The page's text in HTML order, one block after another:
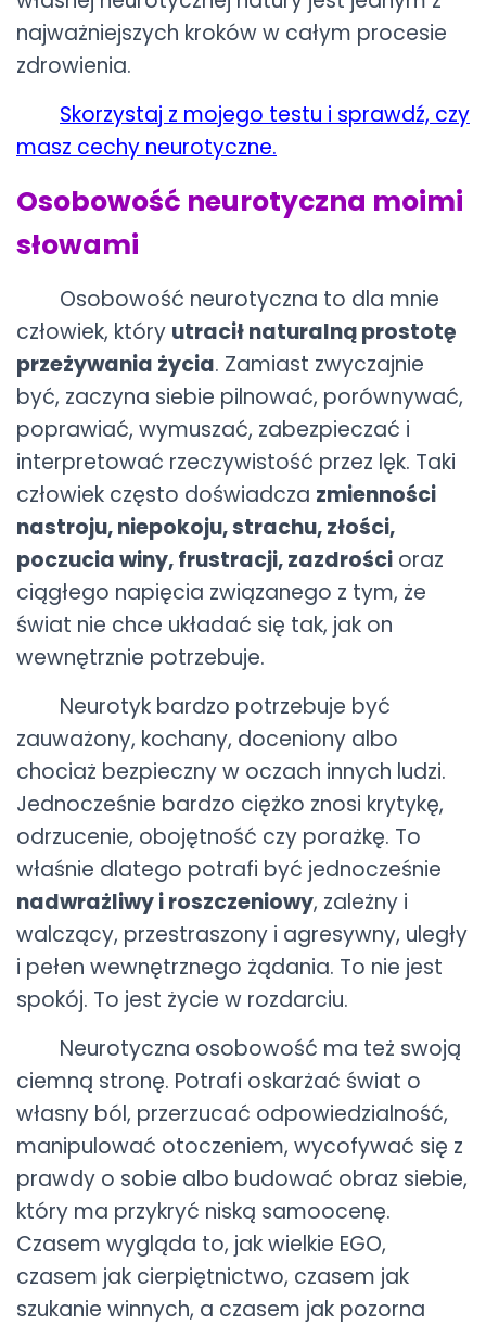
najważniejszych kroków w całym procesie
zdrowienia.
Skorzystaj z mojego testu i sprawdź, czy
masz cechy neurotyczne.
Osobowość neurotyczna moimi
słowami
Osobowość neurotyczna to dla mnie
człowiek, który utracił naturalną prostotę
przeżywania życia. Zamiast zwyczajnie
być, zaczyna siebie pilnować, porównywać,
poprawiać, wymuszać, zabezpieczać i
interpretować rzeczywistość przez lęk. Taki
człowiek często doświadcza zmienności
nastroju, niepokoju, strachu, złości,
poczucia winy, frustracji, zazdrości oraz
ciągłego napięcia związanego z tym, że
świat nie chce układać się tak, jak on
wewnętrznie potrzebuje.
Neurotyk bardzo potrzebuje być
zauważony, kochany, doceniony albo
chociaż bezpieczny w oczach innych ludzi.
Jednocześnie bardzo ciężko znosi krytykę,
odrzucenie, obojętność czy porażkę. To
właśnie dlatego potrafi być jednocześnie
nadwrażliwy i roszczeniowy, zależny i
walczący, przestraszony i agresywny, uległy
i pełen wewnętrznego żądania. To nie jest
spokój. To jest życie w rozdarciu.
Neurotyczna osobowość ma też swoją
ciemną stronę. Potrafi oskarżać świat o
własny ból, przerzucać odpowiedzialność,
manipulować otoczeniem, wycofywać się z
prawdy o sobie albo budować obraz siebie,
który ma przykryć niską samoocenę.
Czasem wygląda to, jak wielkie EGO,
czasem jak cierpiętnictwo, czasem jak
szukanie winnych, a czasem jak pozorna